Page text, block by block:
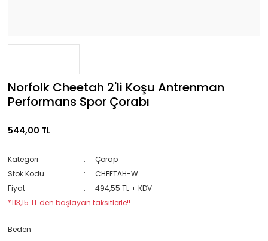
Norfolk Cheetah 2'li Koşu Antrenman
Performans Spor Çorabı
544,00 TL
Kategori
Çorap
Stok Kodu
CHEETAH-W
Fiyat
494,55 TL + KDV
*113,15 TL den başlayan taksitlerle!!
Beden